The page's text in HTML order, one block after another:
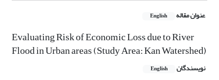
عنوان مقاله English
Evaluating Risk of Economic Loss due to River
Flood in Urban areas (Study Area: Kan Watershed)
نویسندگان English